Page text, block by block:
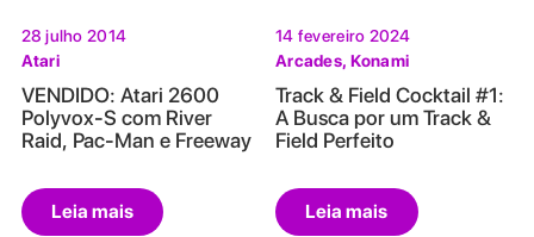
28 julho 2014
Atari
VENDIDO: Atari 2600
Polyvox-S com River
Raid, Pac-Man e Freeway
Leia mais
14 fevereiro 2024
Arcades, Konami
Track & Field Cocktail #1:
A Busca por um Track &
Field Perfeito
Leia mais